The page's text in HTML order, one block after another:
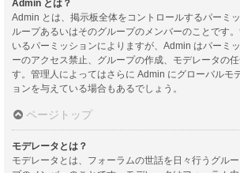
Admin とは？
Admin とは、掲示板全体をコントロールするパーミ
ループあるいはそのグループのメンバーのことです
いるパーミッションによりますが、Admin はパーミ
ーのアクセス禁止、グループの作成、モデレータの
す。管理人によってはさらに Admin にグローバルモ
ョンを与えている場合もあるでしょう。
ページトップ
モデレータとは？
モデレータとは、フォーラムの世話を日々行うグル